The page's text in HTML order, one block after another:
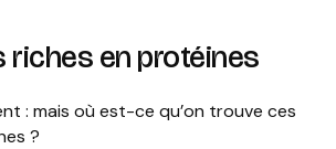
riches en protéines
: mais où est-ce qu’on trouve ces
?